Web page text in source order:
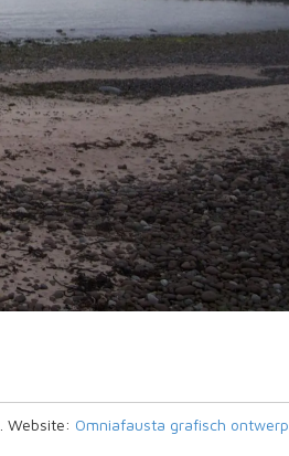
. Website: Omniafausta grafisch ontwerp